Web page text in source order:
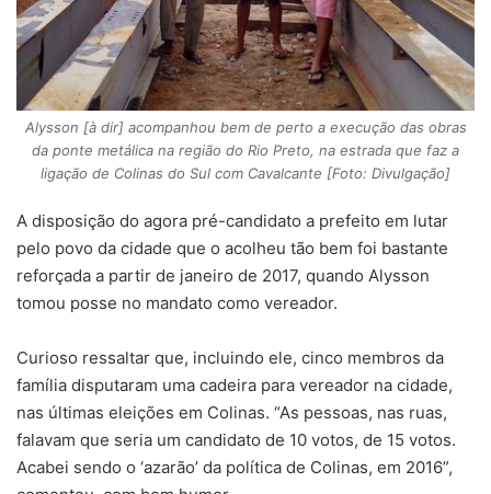
Alysson [à dir] acompanhou bem de perto a execução das obras
da ponte metálica na região do Rio Preto, na estrada que faz a
ligação de Colinas do Sul com Cavalcante [Foto: Divulgação]
A disposição do agora pré-candidato a prefeito em lutar
pelo povo da cidade que o acolheu tão bem foi bastante
reforçada a partir de janeiro de 2017, quando Alysson
tomou posse no mandato como vereador.
Curioso ressaltar que, incluindo ele, cinco membros da
família disputaram uma cadeira para vereador na cidade,
nas últimas eleições em Colinas. “As pessoas, nas ruas,
falavam que seria um candidato de 10 votos, de 15 votos.
Acabei sendo o ‘azarão’ da política de Colinas, em 2016”,